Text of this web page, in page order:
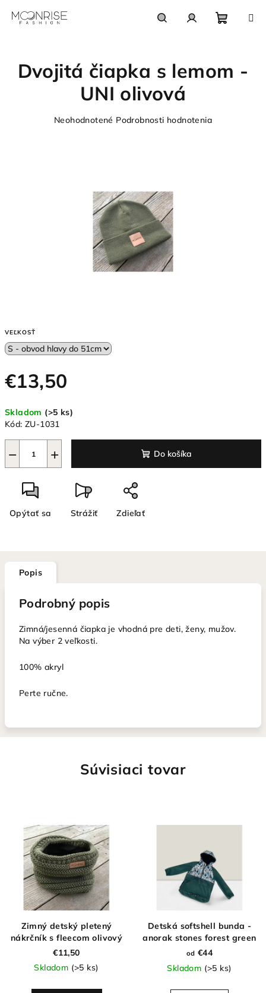
košík
VEĽKOSŤ
€13,50
cena:
Skladom (>5 ks)
Kód: ZU-1031
+
− Do košíka
Opýtať sa Strážiť Zdieľať
Dvojitá čiapka s lemom -
UNI olivová
Priemerné
hviezdičiek.
Neohodnotené Podrobnosti hodnotenia
Popis
Podrobný popis
Zimná/jesenná čiapka je vhodná pre deti, ženy, mužov.
Na výber 2 veľkosti.
100% akryl
Perte ručne.
Súvisiaci tovar
Zimný detský pletený
nákrčník s fleecom olivový
€11,50
Skladom (>5 ks)
Detská softshell bunda -
anorak stones forest green
od €44
Skladom (>5 ks)